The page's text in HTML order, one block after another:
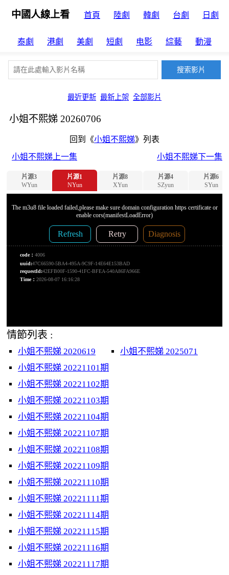
中國人線上看 首頁 陸劇 韓劇 台劇 日劇
泰劇 港劇 美劇 短劇 电影 綜藝 動漫
最近更新 最新上架 全部影片
小姐不熙娣 20260706
回到《小姐不熙娣》列表
小姐不熙娣上一集
小姐不熙娣下一集
片源3
WYun
片源1
NYun
片源8
XYun
片源4
SZyun
片源6
SYun
情節列表 :
小姐不熙娣 2020619
小姐不熙娣 2025071
小姐不熙娣 20221101期
小姐不熙娣 20221102期
小姐不熙娣 20221103期
小姐不熙娣 20221104期
小姐不熙娣 20221107期
小姐不熙娣 20221108期
小姐不熙娣 20221109期
小姐不熙娣 20221110期
小姐不熙娣 20221111期
小姐不熙娣 20221114期
小姐不熙娣 20221115期
小姐不熙娣 20221116期
小姐不熙娣 20221117期